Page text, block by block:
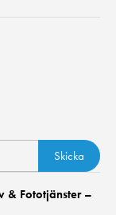
Skicka
& Fototjänster –